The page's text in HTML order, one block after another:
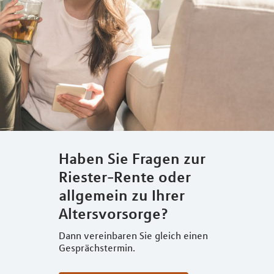
Haben Sie Fragen zur
Riester-Rente oder
allgemein zu Ihrer
Altersvorsorge?
Dann vereinbaren Sie gleich einen
Gesprächstermin.